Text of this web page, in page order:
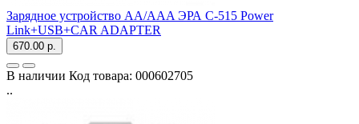
Зарядное устройство AA/AAA ЭРА C-515 Power
Link+USB+CAR ADAPTER
670.00 р.
В наличии Код товара: 000602705
..